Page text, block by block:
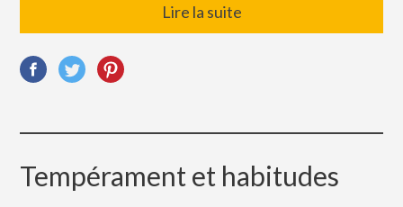
Lire la suite
Tempérament et habitudes